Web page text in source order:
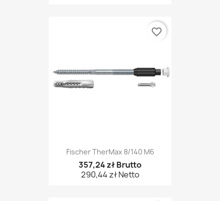
Fischer TherMax 8/140 M6
357,24 zł Brutto
290,44 zł Netto
favorite_border